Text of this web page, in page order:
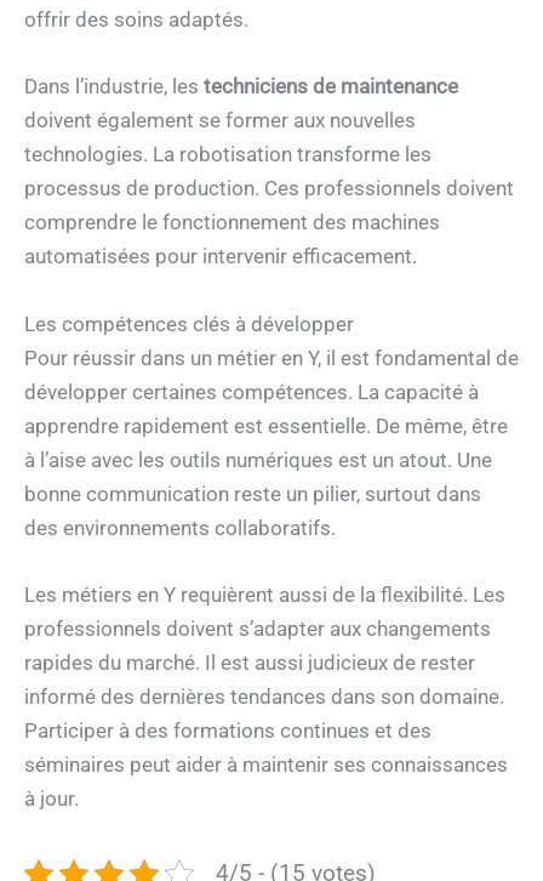
offrir des soins adaptés.
Dans l’industrie, les techniciens de maintenance
doivent également se former aux nouvelles
technologies. La robotisation transforme les
processus de production. Ces professionnels doivent
comprendre le fonctionnement des machines
automatisées pour intervenir efficacement.
Les compétences clés à développer
Pour réussir dans un métier en Y, il est fondamental de
développer certaines compétences. La capacité à
apprendre rapidement est essentielle. De même, être
à l’aise avec les outils numériques est un atout. Une
bonne communication reste un pilier, surtout dans
des environnements collaboratifs.
Les métiers en Y requièrent aussi de la flexibilité. Les
professionnels doivent s’adapter aux changements
rapides du marché. Il est aussi judicieux de rester
informé des dernières tendances dans son domaine.
Participer à des formations continues et des
séminaires peut aider à maintenir ses connaissances
à jour.
4/5 - (15 votes)